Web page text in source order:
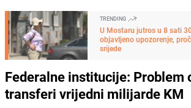
TRENDING
U Mostaru jutros u 8 sati
objavljeno upozorenje,
srijede
Federalne institucije: Problem
transferi vrijedni milijarde KM